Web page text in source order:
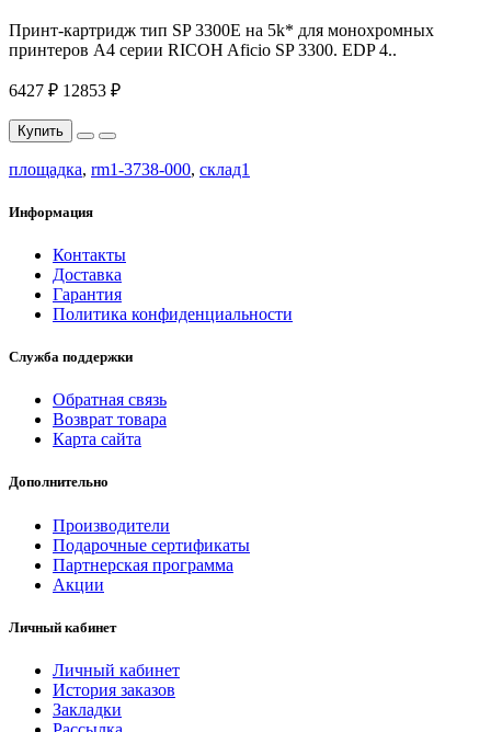
Принт-картридж тип SP 3300E на 5k* для монохромных
принтеров A4 серии RICOH Aficio SP 3300. EDP 4..
6427 ₽ 12853 ₽
Купить
площадка, rm1-3738-000, склад1
Информация
Контакты
Доставка
Гарантия
Политика конфиденциальности
Служба поддержки
Обратная связь
Возврат товара
Карта сайта
Дополнительно
Производители
Подарочные сертификаты
Партнерская программа
Акции
Личный кабинет
Личный кабинет
История заказов
Закладки